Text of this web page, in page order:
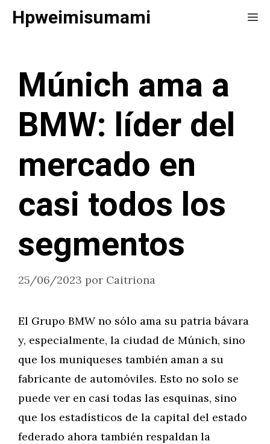
SaltarHpweimisumami
Múnich ama a
BMW: líder del
mercado en
casi todos los
segmentos
25/06/2023 por Caitriona
El Grupo BMW no sólo ama su patria bávara
y, especialmente, la ciudad de Múnich, sino
que los muniqueses también aman a su
fabricante de automóviles. Esto no solo se
puede ver en casi todas las esquinas, sino
que los estadísticos de la capital del estado
federado ahora también respaldan la